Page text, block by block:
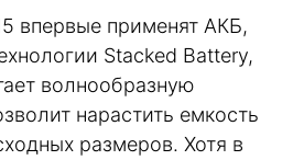
впервые применят АКБ,
Stacked Battery,
волнообразную
нарастить емкость
размеров. Хотя в